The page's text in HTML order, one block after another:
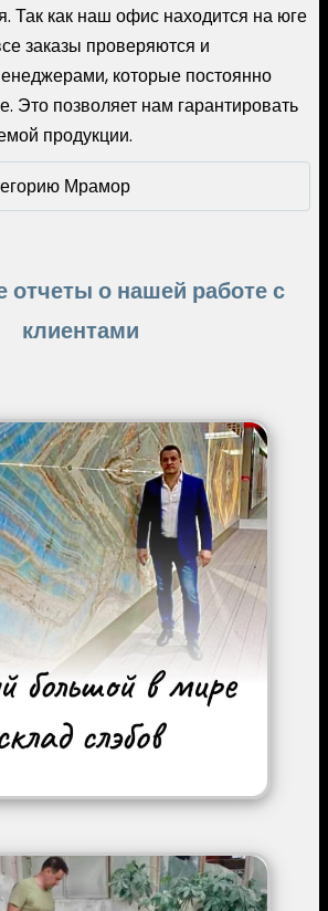
Так как наш офис находится на юге
заказы проверяются и
которые постоянно
Это позволяет нам гарантировать
продукции.
Мрамор
отчеты о нашей работе с
клиентами